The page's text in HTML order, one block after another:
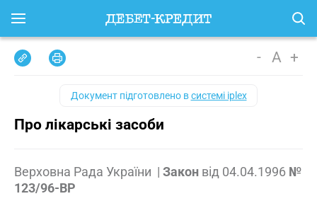
- A +
Документ підготовлено всистемі iplex
Про лікарські засоби
Верховна Рада України | Закон від 04.04.1996 №
123/96-ВР